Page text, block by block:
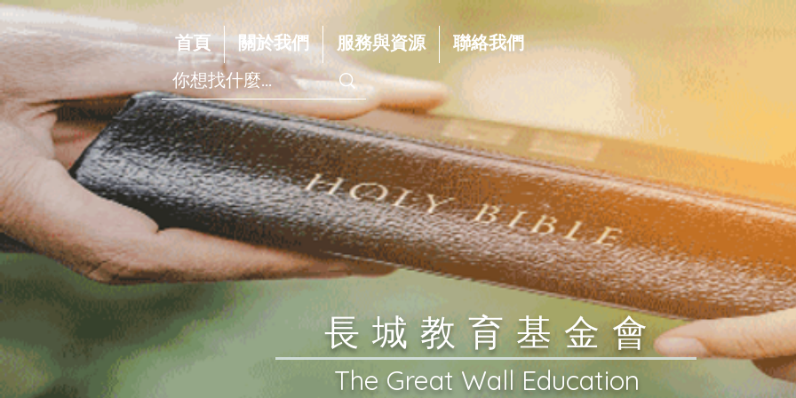
首頁 關於我們 服務與資源 聯絡我們
​長城教育基金會
​The Great Wall Education